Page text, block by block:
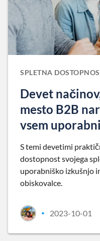
SPLETNA
Devet
mesto B2B
vsem
S temi devetimi
dostopnost svojega
uporabniško izkušnjo
obiskovalce.
• 2023-10-01